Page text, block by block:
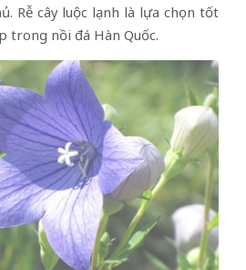
Rễ cây luộc lạnh là lựa chọn tốt
trong nồi đá Hàn Quốc.